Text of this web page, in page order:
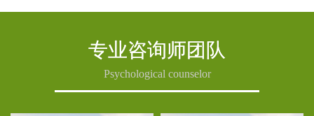
专业咨询师团队
Psychological counselor